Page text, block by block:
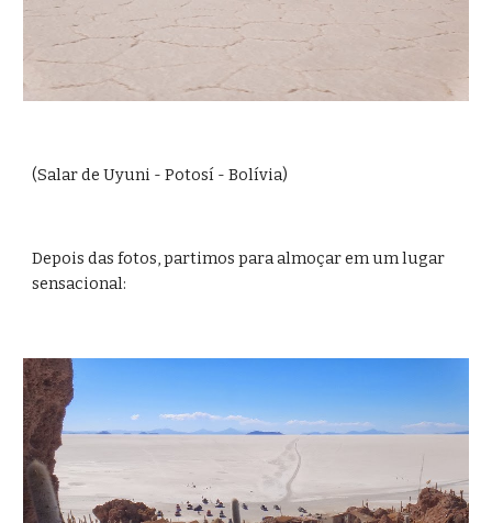
(Salar de Uyuni - Potosí - Bolívia)
Depois das fotos, partimos para almoçar em um lugar
sensacional: